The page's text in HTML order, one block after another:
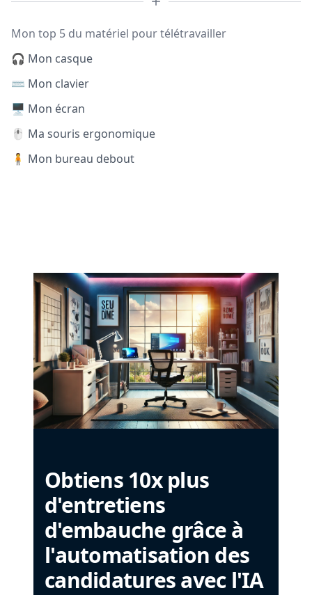
Mon top 5 du matériel pour télétravailler
🎧 Mon casque
⌨️ Mon clavier
🖥️ Mon écran
🖱️ Ma souris ergonomique
🧍 Mon bureau debout
Obtiens 10x plus
d'entretiens
d'embauche grâce à
l'automatisation des
candidatures avec l'IA